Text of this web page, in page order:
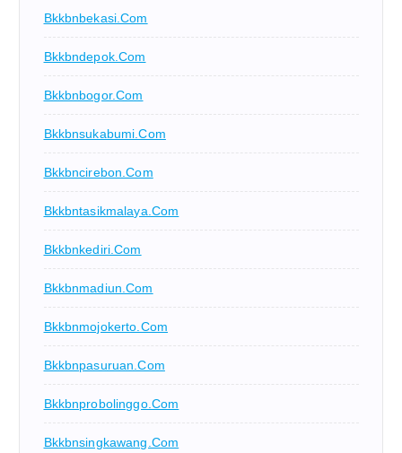
Bkkbnbekasi.com
Bkkbndepok.com
Bkkbnbogor.com
Bkkbnsukabumi.com
Bkkbncirebon.com
Bkkbntasikmalaya.com
Bkkbnkediri.com
Bkkbnmadiun.com
Bkkbnmojokerto.com
Bkkbnpasuruan.com
Bkkbnprobolinggo.com
Bkkbnsingkawang.com